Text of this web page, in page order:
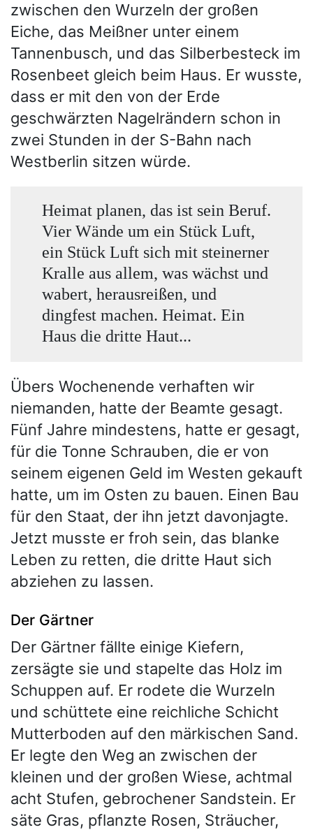
zwischen den Wurzeln der großen
Eiche, das Meißner unter einem
Tannenbusch, und das Silberbesteck im
Rosenbeet gleich beim Haus. Er wusste,
dass er mit den von der Erde
geschwärzten Nagelrändern schon in
zwei Stunden in der S-Bahn nach
Westberlin sitzen würde.
Heimat planen, das ist sein Beruf.
Vier Wände um ein Stück Luft,
ein Stück Luft sich mit steinerner
Kralle aus allem, was wächst und
wabert, herausreißen, und
dingfest machen. Heimat. Ein
Haus die dritte Haut...
Übers Wochenende verhaften wir
niemanden, hatte der Beamte gesagt.
Fünf Jahre mindestens, hatte er gesagt,
für die Tonne Schrauben, die er von
seinem eigenen Geld im Westen gekauft
hatte, um im Osten zu bauen. Einen Bau
für den Staat, der ihn jetzt davonjagte.
Jetzt musste er froh sein, das blanke
Leben zu retten, die dritte Haut sich
abziehen zu lassen.
Der Gärtner
Der Gärtner fällte einige Kiefern,
zersägte sie und stapelte das Holz im
Schuppen auf. Er rodete die Wurzeln
und schüttete eine reichliche Schicht
Mutterboden auf den märkischen Sand.
Er legte den Weg an zwischen der
kleinen und der großen Wiese, achtmal
acht Stufen, gebrochener Sandstein. Er
säte Gras, pflanzte Rosen, Sträucher,